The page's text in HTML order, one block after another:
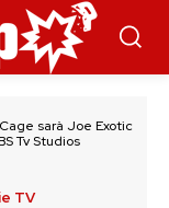
sarà Joe Exotic
Tv Studios
TV